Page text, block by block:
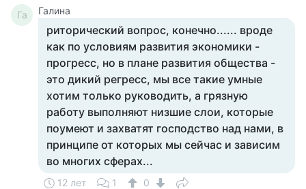
Га Галина
риторический вопрос, конечно...... вроде
как по условиям развития экономики -
прогресс, но в плане развития общества -
это дикий регресс, мы все такие умные
хотим только руководить, а грязную
работу выполняют низшие слои, которые
поумеют и захватят господство над нами, в
принципе от которых мы сейчас и зависим
во многих сферах...
12 лет 1
0